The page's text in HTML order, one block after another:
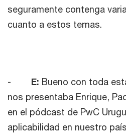
seguramente contenga
cuanto a estos temas.
- E: Bueno con toda
nos presentaba Enrique,
en el pódcast de PwC
aplicabilidad en nuestro